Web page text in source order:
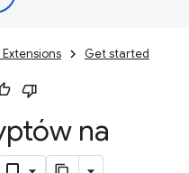
Get started
na